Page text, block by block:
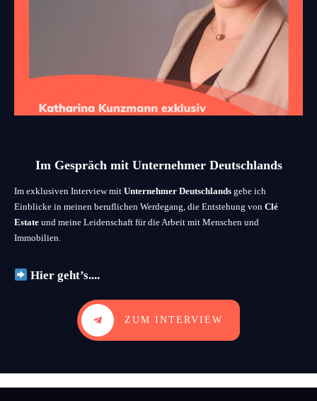
Im Gespräch mit Unternehmer Deutschlands
Im exklusiven Interview mit Unternehmer Deutschlands gebe ich
Einblicke in meinen beruflichen Werdegang, die Entstehung von Clé
Estate und meine Leidenschaft für die Arbeit mit Menschen und
Immobilien.
Hier geht’s....
ZUM INTERVIEW